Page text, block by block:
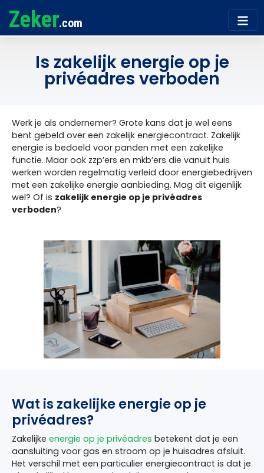
Zeker.com
Is zakelijk energie op je
privéadres verboden
Werk je als ondernemer? Grote kans dat je wel eens
bent gebeld over een zakelijk energiecontract. Zakelijk
energie is bedoeld voor panden met een zakelijke
functie. Maar ook zzp’ers en mkb’ers die vanuit huis
werken worden regelmatig verleid door energiebedrijven
met een zakelijke energie aanbieding. Mag dit eigenlijk
wel? Of is zakelijk energie op je privéadres
verboden?
Wat is zakelijke energie op je
privéadres?
Zakelijke energie op je privéadres betekent dat je een
aansluiting voor gas en stroom op je huisadres afsluit.
Het verschil met een particulier energiecontract is dat je